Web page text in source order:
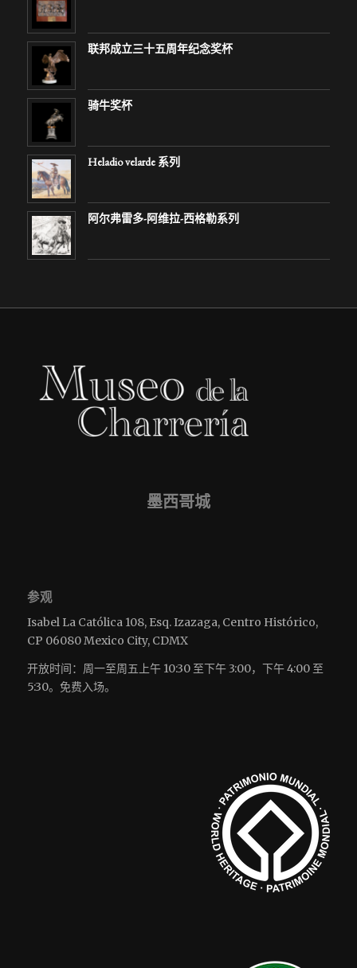
联邦成立三十五周年纪念奖杯
骑牛奖杯
Heladio velarde 系列
阿尔弗雷多-阿维拉-西格勒系列
墨西哥城
参观
Isabel La Católica 108, Esq. Izazaga, Centro Histórico,
CP 06080 Mexico City, CDMX
开放时间：周一至周五上午 10:30 至下午 3:00，下午 4:00 至
5:30。免费入场。